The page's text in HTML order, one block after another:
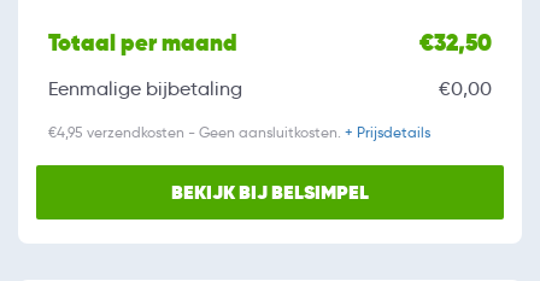
Totaal per maand €32,50
Eenmalige bijbetaling €0,00
€4,95 verzendkosten - Geen aansluitkosten. + Prijsdetails
BEKIJK BIJ BELSIMPEL